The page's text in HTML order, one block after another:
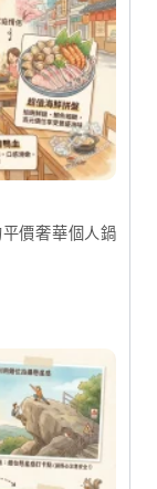
價奢華個人鍋